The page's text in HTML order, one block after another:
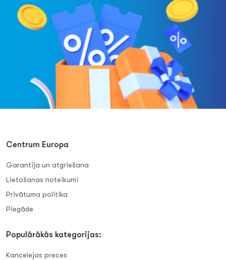
Centrum Europa
Garantija un atgriešana
Lietošanas noteikumi
Privātuma politika
Piegāde
Populārākās kategorijas:
Kancelejas preces